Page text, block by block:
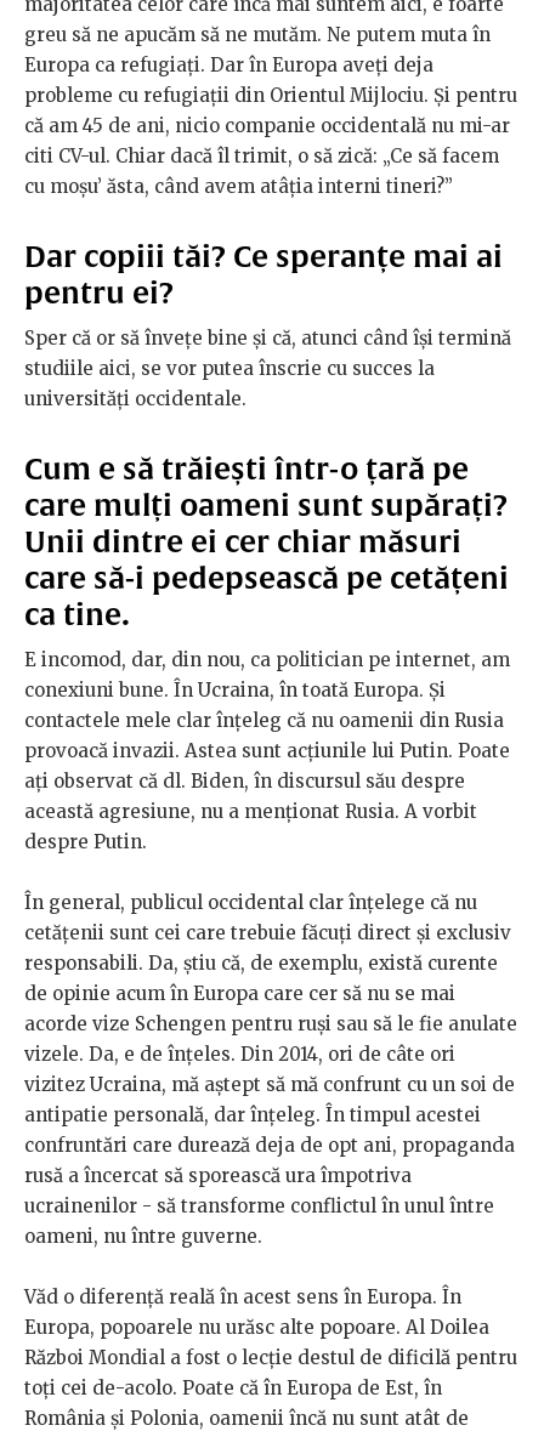
greu să ne apucăm să ne mutăm. Ne putem muta în
Europa ca refugiați. Dar în Europa aveți deja
probleme cu refugiații din Orientul Mijlociu. Și pentru
că am 45 de ani, nicio companie occidentală nu mi-ar
citi CV-ul. Chiar dacă îl trimit, o să zică: „Ce să facem
cu moșu’ ăsta, când avem atâția interni tineri?”
Dar copiii tăi? Ce speranțe mai ai
pentru ei?
Sper că or să învețe bine și că, atunci când își termină
studiile aici, se vor putea înscrie cu succes la
universități occidentale.
Cum e să trăiești într-o țară pe
care mulți oameni sunt supărați?
Unii dintre ei cer chiar măsuri
care să-i pedepsească pe cetățeni
ca tine.
E incomod, dar, din nou, ca politician pe internet, am
conexiuni bune. În Ucraina, în toată Europa. Și
contactele mele clar înțeleg că nu oamenii din Rusia
provoacă invazii. Astea sunt acțiunile lui Putin. Poate
ați observat că dl. Biden, în discursul său despre
această agresiune, nu a menționat Rusia. A vorbit
despre Putin.
În general, publicul occidental clar înțelege că nu
cetățenii sunt cei care trebuie făcuți direct și exclusiv
responsabili. Da, știu că, de exemplu, există curente
de opinie acum în Europa care cer să nu se mai
acorde vize Schengen pentru ruși sau să le fie anulate
vizele. Da, e de înțeles. Din 2014, ori de câte ori
vizitez Ucraina, mă aștept să mă confrunt cu un soi de
antipatie personală, dar înțeleg. În timpul acestei
confruntări care durează deja de opt ani, propaganda
rusă a încercat să sporească ura împotriva
ucrainenilor - să transforme conflictul în unul între
oameni, nu între guverne.
Văd o diferență reală în acest sens în Europa. În
Europa, popoarele nu urăsc alte popoare. Al Doilea
Război Mondial a fost o lecție destul de dificilă pentru
toți cei de-acolo. Poate că în Europa de Est, în
România și Polonia, oamenii încă nu sunt atât de